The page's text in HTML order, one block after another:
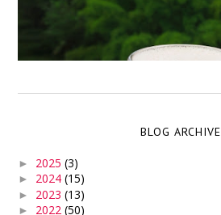
BLOG ARCHIVE
► 2025(3)
► 2024(15)
► 2023(13)
► 2022(50)